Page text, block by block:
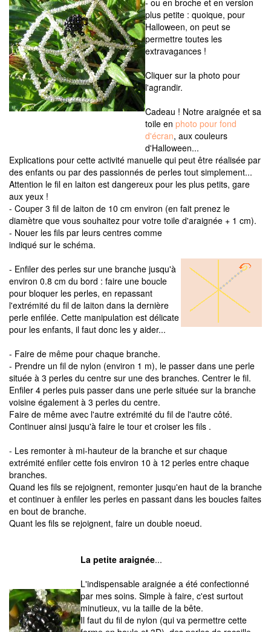
- ou en broche et en version
plus petite : quoique, pour
Halloween, on peut se
permettre toutes les
extravagances !
Cliquer sur la photo pour
l'agrandir.
Cadeau ! Notre araignée et sa
toile en photo pour fond
d'écran, aux couleurs
d'Halloween...
Explications pour cette activité manuelle qui peut être réalisée par
des enfants ou par des passionnés de perles tout simplement...
Attention le fil en laiton est dangereux pour les plus petits, gare
aux yeux !
- Couper 3 fil de laiton de 10 cm environ (en fait prenez le
diamètre que vous souhaitez pour votre toile d'araignée + 1 cm).
- Nouer les fils par leurs centres comme
indiqué sur le schéma.
- Enfiler des perles sur une branche jusqu'à
environ 0.8 cm du bord : faire une boucle
pour bloquer les perles, en repassant
l'extrémité du fil de laiton dans la dernière
perle enfilée. Cette manipulation est délicate
pour les enfants, il faut donc les y aider...
- Faire de même pour chaque branche.
- Prendre un fil de nylon (environ 1 m), le passer dans une perle
située à 3 perles du centre sur une des branches. Centrer le fil.
Enfiler 4 perles puis passer dans une perle située sur la branche
voisine également à 3 perles du centre.
Faire de même avec l'autre extrémité du fil de l'autre côté.
Continuer ainsi jusqu'à faire le tour et croiser les fils .
- Les remonter à mi-hauteur de la branche et sur chaque
extrémité enfiler cette fois environ 10 à 12 perles entre chaque
branches.
Quand les fils se rejoignent, remonter jusqu'en haut de la branche
et continuer à enfiler les perles en passant dans les boucles faites
en bout de branche.
Quant les fils se rejoignent, faire un double noeud.
La petite araignée...
L'indispensable araignée a été confectionné
par mes soins. Simple à faire, c'est surtout
minutieux, vu la taille de la bête.
Il faut du fil de nylon (qui va permettre cette